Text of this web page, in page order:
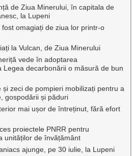
de Ziua Minerului, în capitala de
la Lupeni
omagiați de ziua lor printr-o
la Vulcan, de Ziua Minerului
vede în adoptarea
Legea decarbonării o măsură de bun
zeci de pompieri mobilizați pentru a
gospodării și păduri
mai ușor de întreținut, fără efort
proiectele PNRR pentru
unităților de învățământ
ajunge, pe 30 iulie, la Lupeni